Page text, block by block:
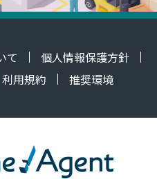
て
個人情報保護方針
利用規約 推奨環境